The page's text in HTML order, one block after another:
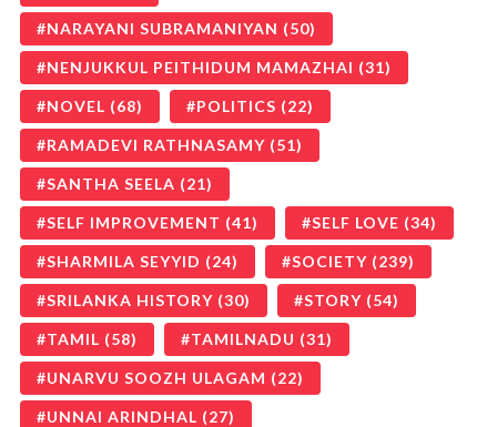
NARAYANI SUBRAMANIYAN (50)
NENJUKKUL PEITHIDUM MAMAZHAI (31)
NOVEL (68) POLITICS (22)
RAMADEVI RATHNASAMY (51)
SANTHA SEELA (21)
SELF IMPROVEMENT (41) SELF LOVE (34)
SHARMILA SEYYID (24) SOCIETY (239)
SRILANKA HISTORY (30) STORY (54)
TAMIL (58) TAMILNADU (31)
UNARVU SOOZH ULAGAM (22)
UNNAI ARINDHAL (27)